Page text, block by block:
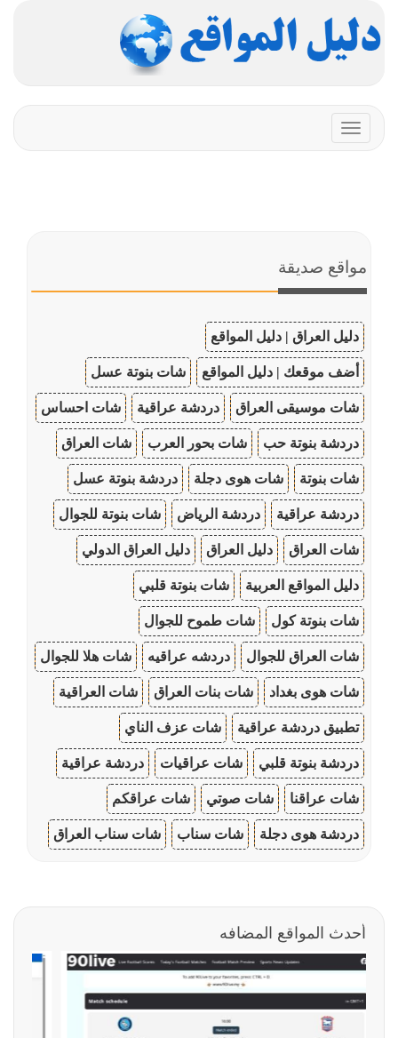
Toggle
navigation
مواقع صديقة
دليل العراق | دليل المواقع
أضف موقعك | دليل المواقع شات بنوتة عسل
شات موسيقى العراق دردشة عراقية شات احساس
دردشة بنوتة حب شات بحور العرب شات العراق
شات بنوتة شات هوى دجلة دردشة بنوتة عسل
دردشة عراقية دردشة الرياض شات بنوتة للجوال
شات العراق دليل العراق دليل العراق الدولي
دليل المواقع العربية شات بنوتة قلبي
شات بنوتة كول شات طموح للجوال
شات العراق للجوال دردشه عراقيه شات هلا للجوال
شات هوى بغداد شات بنات العراق شات العراقية
تطبيق دردشة عراقية شات عزف الناي
دردشة بنوتة قلبي شات عراقيات دردشة عراقية
شات عراقنا شات صوتي شات عراقكم
دردشة هوى دجلة شات سناب شات سناب العراق
أحدث المواقع المضافه